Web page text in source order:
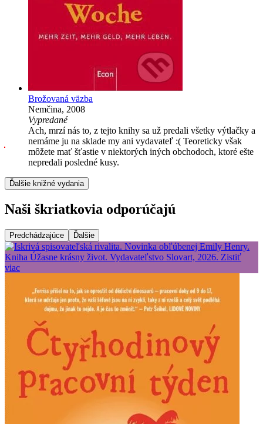
Brožovaná väzba
Nemčina, 2008
Vypredané
Ach, mrzí nás to, z tejto knihy sa už predali všetky výtlačky a
nemáme ju na sklade my ani vydavateľ :( Teoreticky však
môžete mať šťastie v niektorých iných obchodoch, ktoré ešte
nepredali posledné kusy.
Ďalšie knižné vydania
Naši škriatkovia odporúčajú
Predchádzajúce Ďalšie